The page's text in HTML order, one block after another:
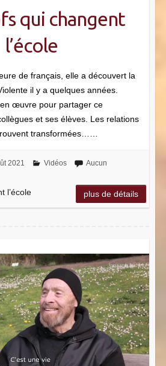
qui changent
l’école
de français, elle a découvert la
il y a quelques années.
œuvre pour partager ce
et ses élèves. Les relations
transformées……
2021 Vidéos
Aucun
l’école plus de détails